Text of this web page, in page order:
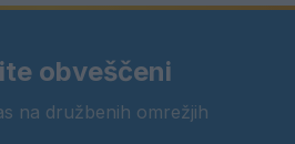
obveščeni
na družbenih omrežjih